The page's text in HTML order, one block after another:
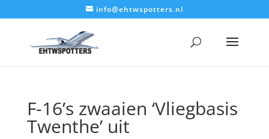
info@ehtwspotters.nl
F-16’s zwaaien ‘Vliegbasis
Twenthe’ uit